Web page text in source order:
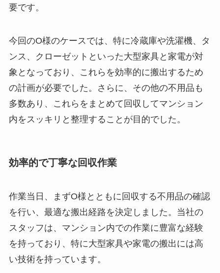
要です。
今回のO様のケースでは、特に冷蔵庫や洗濯機、タ
ンス、クローゼットといった大型家具と家電が対
象となっており、これらを効率的に搬出するため
の計画が必要でした。さらに、その他の不用品も
多数あり、これらをまとめて回収してマンション
内をスッキリと整理することが目的でした。
効率的で丁寧な回収作業
作業当日、まずO様とともに回収する不用品の確認
を行い、最適な搬出経路を決定しました。当社の
スタッフは、マンション内での作業に豊富な経験
を持っており、特に大型家具や家電の搬出には高
い技術を持っています。